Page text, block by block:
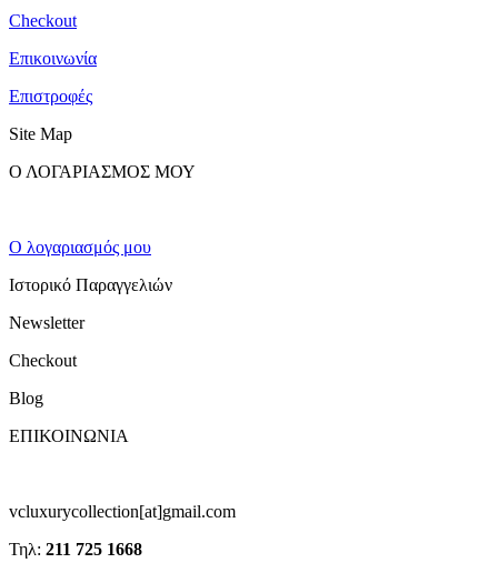
Checkout
Επικοινωνία
Επιστροφές
Site Map
Ο ΛΟΓΑΡΙΑΣΜΟΣ ΜΟΥ
Ο λογαριασμός μου
Ιστορικό Παραγγελιών
Newsletter
Checkout
Blog
ΕΠΙΚΟΙΝΩΝΙΑ
vcluxurycollection[at]gmail.com
Τηλ: 211 725 1668